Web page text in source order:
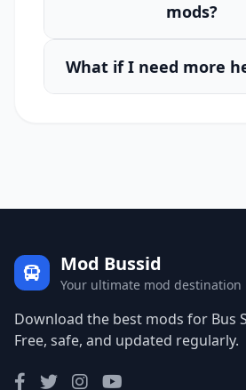
mods?
What if I need more
Mod Bussid
Your ultimate mod destination
Download the best mods for Bus
Free, safe, and updated regularly.